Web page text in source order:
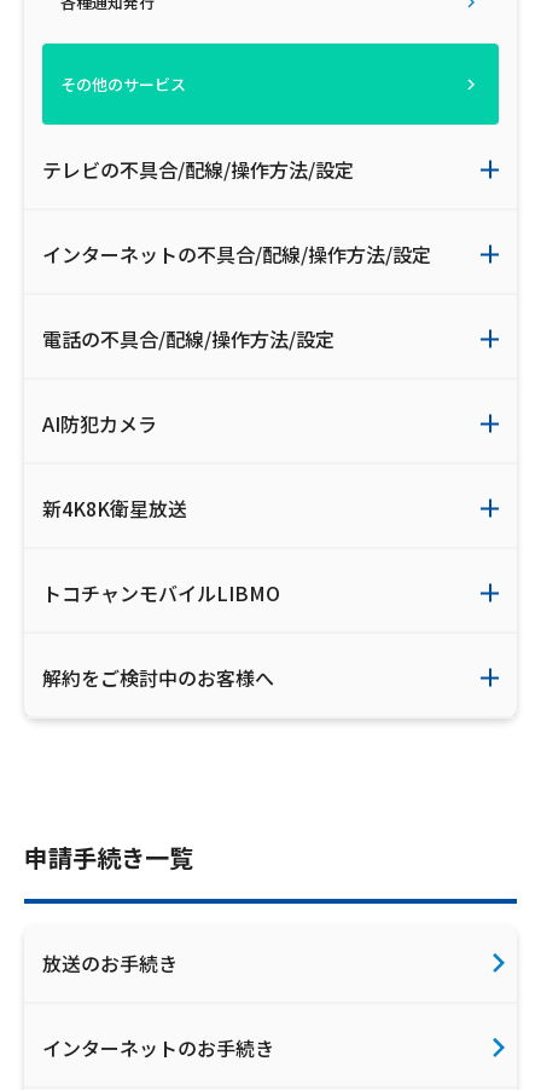
その他のサービス
テレビの不具合/配線/操作方法/設定
インターネットの不具合/配線/操作方法/設定
電話の不具合/配線/操作方法/設定
AI防犯カメラ
新4K8K衛星放送
トコチャンモバイルLIBMO
解約をご検討中のお客様へ
申請手続き一覧
放送のお手続き
インターネットのお手続き